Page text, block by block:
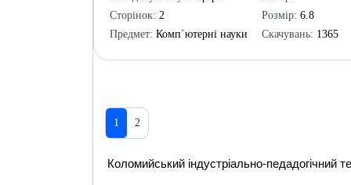
Сторінок: 2
Предмет: Комп`ютерні науки
Розмір: 6.8
Скачувань: 1365
1 2
Коломийський індустріально-педадогічний